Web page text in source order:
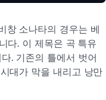
창 소나타의 경우는 베
다. 이 제목은 곡 특유
. 기존의 틀에서 벗어
대가 막을 내리고 낭만